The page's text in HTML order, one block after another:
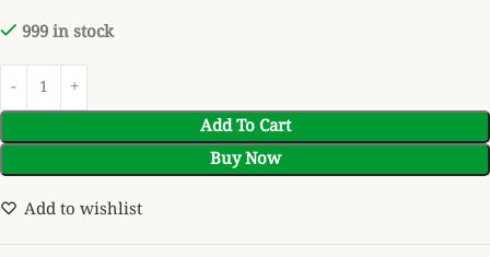
999 in stock
Add To Cart
Buy Now
Add to wishlist